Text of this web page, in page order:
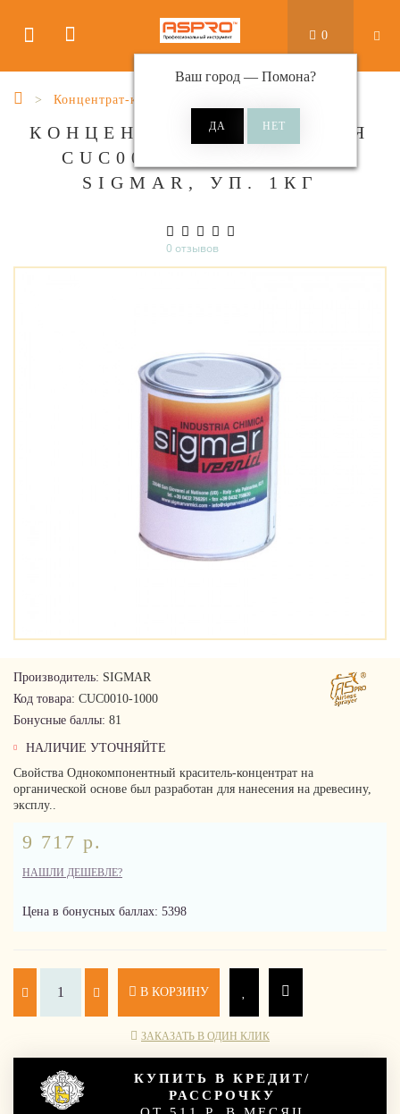
Ваш город — Помона?
0
Концентрат-красителя
КОНЦЕНТРАТ КРАСИТЕЛЯ
CUC0010 (ЗЕЛЕНЫЙ)
SIGMAR, УП. 1КГ
0 отзывов
Производитель: SIGMAR
Код товара: CUC0010-1000
Бонусные баллы: 81
НАЛИЧИЕ УТОЧНЯЙТЕ
Свойства Однокомпонентный краситель-концентрат на
органической основе был разработан для нанесения на древесину,
эксплу..
9 717 р.
НАШЛИ ДЕШЕВЛЕ?
Цена в бонусных баллах: 5398
В КОРЗИНУ
ЗАКАЗАТЬ В ОДИН КЛИК
КУПИТЬ В КРЕДИТ/
РАССРОЧКУ